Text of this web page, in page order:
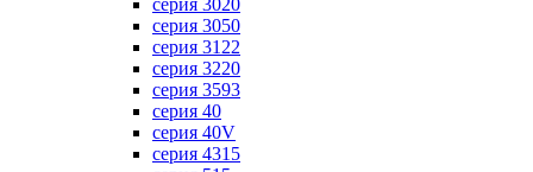
серия 3050
серия 3122
серия 3220
серия 3593
серия 40
серия 40V
серия 4315